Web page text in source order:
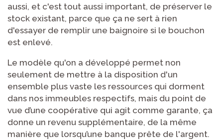
aussi, et c'est tout aussi important, de préserver le
stock existant, parce que ça ne sert à rien
d'essayer de remplir une baignoire si le bouchon
est enlevé.
Le modèle qu'on a développé permet non
seulement de mettre à la disposition d'un
ensemble plus vaste les ressources qui dorment
dans nos immeubles respectifs, mais du point de
vue d’une coopérative qui agit comme garante, ça
donne un revenu supplémentaire, de la même
manière que lorsqu’une banque prête de l'argent.